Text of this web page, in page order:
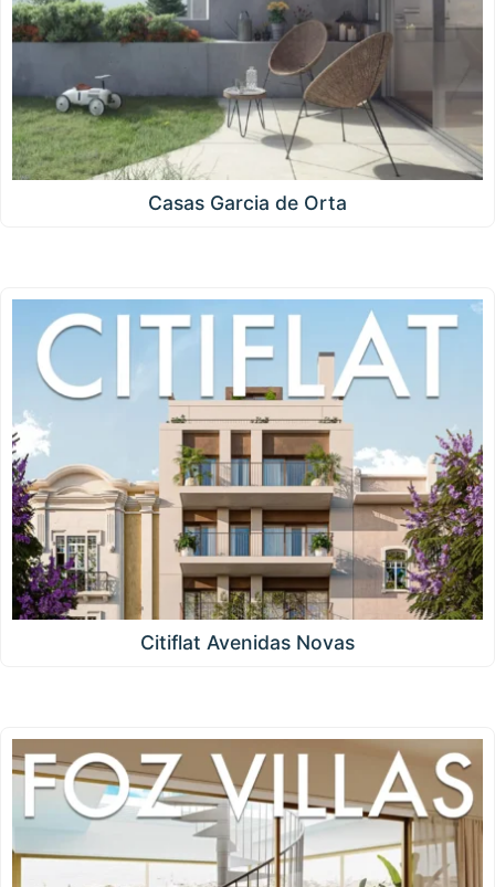
Casas Garcia de Orta
Citiflat Avenidas Novas